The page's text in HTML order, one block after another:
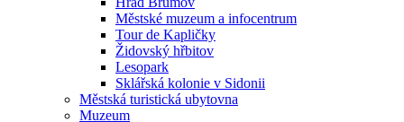
Městské muzeum a infocentrum
Tour de Kapličky
Židovský hřbitov
Lesopark
Sklářská kolonie v Sidonii
Městská turistická ubytovna
Muzeum